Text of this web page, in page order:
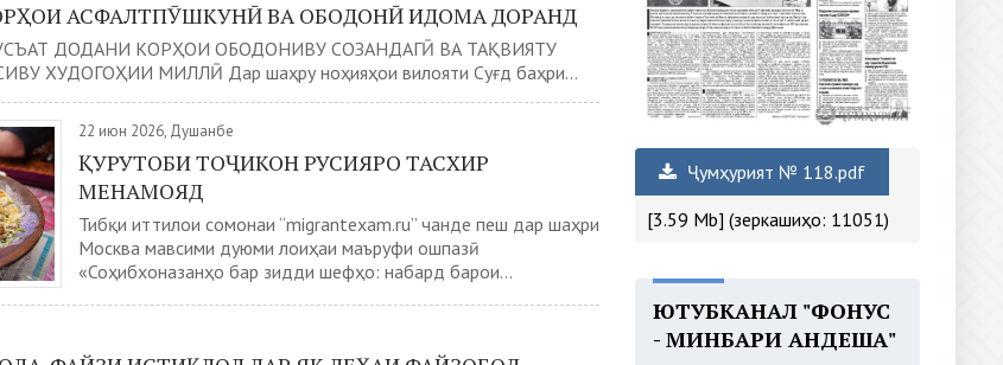
АСФАЛТПӮШКУНӢ ВА ОБОДОНӢ ИДОМА ДОРАНД
ДОДАНИ КОРҲОИ ОБОДОНИВУ СОЗАНДАГӢ ВА ТАҚВИЯТУ
ХУДОГОҲИИ МИЛЛӢ Дар шаҳру ноҳияҳои вилояти Суғд баҳри...
22 июн 2026, Душанбе
ҚУРУТОБИ ТОҶИКОН РУСИЯРО ТАСХИР
МЕНАМОЯД
Тибқи иттилои сомонаи “migrantexam.ru” чанде пеш дар шаҳри
Москва мавсими дуюми лоиҳаи маъруфи ошпазӣ
«Соҳибхоназанҳо бар зидди шефҳо: набард барои...
Ҷумҳурият № 118.pdf
[3.59 Mb] (зеркашиҳо: 11051)
ЮТУБКАНАЛ "ФОНУС
- МИНБАРИ АНДЕША"